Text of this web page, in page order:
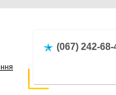
(067) 242-68-